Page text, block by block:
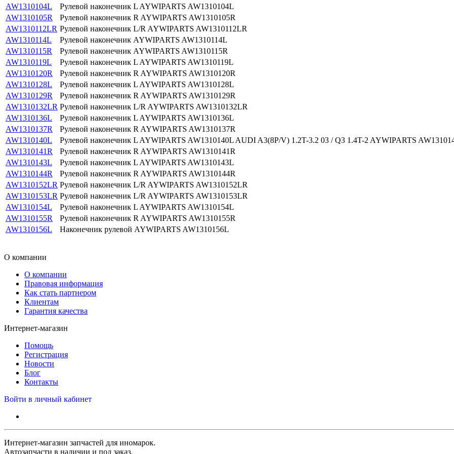
AW1310104L
Рулевой наконечник L AYWIPARTS AW1310104L
AW1310105R
Рулевой наконечник R AYWIPARTS AW1310105R
AW1310112LR Рулевой наконечник L/R AYWIPARTS AW1310112LR
AW1310114L
Рулевой наконечник AYWIPARTS AW1310114L
AW1310115R
Рулевой наконечник AYWIPARTS AW1310115R
AW1310119L
Рулевой наконечник L AYWIPARTS AW1310119L
AW1310120R
Рулевой наконечник R AYWIPARTS AW1310120R
AW1310128L
Рулевой наконечник L AYWIPARTS AW1310128L
AW1310129R
Рулевой наконечник R AYWIPARTS AW1310129R
AW1310132LR Рулевой наконечник L/R AYWIPARTS AW1310132LR
AW1310136L
Рулевой наконечник L AYWIPARTS AW1310136L
AW1310137R
Рулевой наконечник R AYWIPARTS AW1310137R
AW1310140L
Рулевой наконечник L AYWIPARTS AW1310140L AUDI A3(8P/V) 1.2T-3.2 03 / Q3 1.4T-2 AYWIPARTS
AW1310141R
Рулевой наконечник R AYWIPARTS AW1310141R
AW1310143L
Рулевой наконечник L AYWIPARTS AW1310143L
AW1310144R
Рулевой наконечник R AYWIPARTS AW1310144R
AW1310152LR Рулевой наконечник L/R AYWIPARTS AW1310152LR
AW1310153LR Рулевой наконечник L/R AYWIPARTS AW1310153LR
AW1310154L
Рулевой наконечник L AYWIPARTS AW1310154L
AW1310155R
Рулевой наконечник R AYWIPARTS AW1310155R
AW1310156L
Наконечник рулевой AYWIPARTS AW1310156L
О компании
О компании
Правовая информация
Как стать партнером
Клиентам
Гарантия качества
Интернет-магазин
Помощь
Регистрация
Новости
Блог
Контакты
Войти в личный кабинет
Интернет-магазин запчастей для иномарок.
Автозапчасти в наличии и под заказ.